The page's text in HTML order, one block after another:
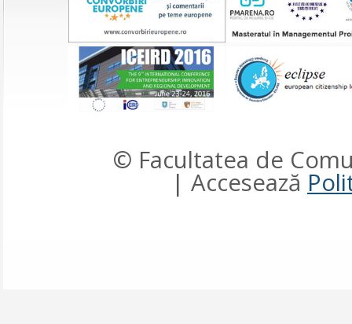
© Facultatea de
| Accesează